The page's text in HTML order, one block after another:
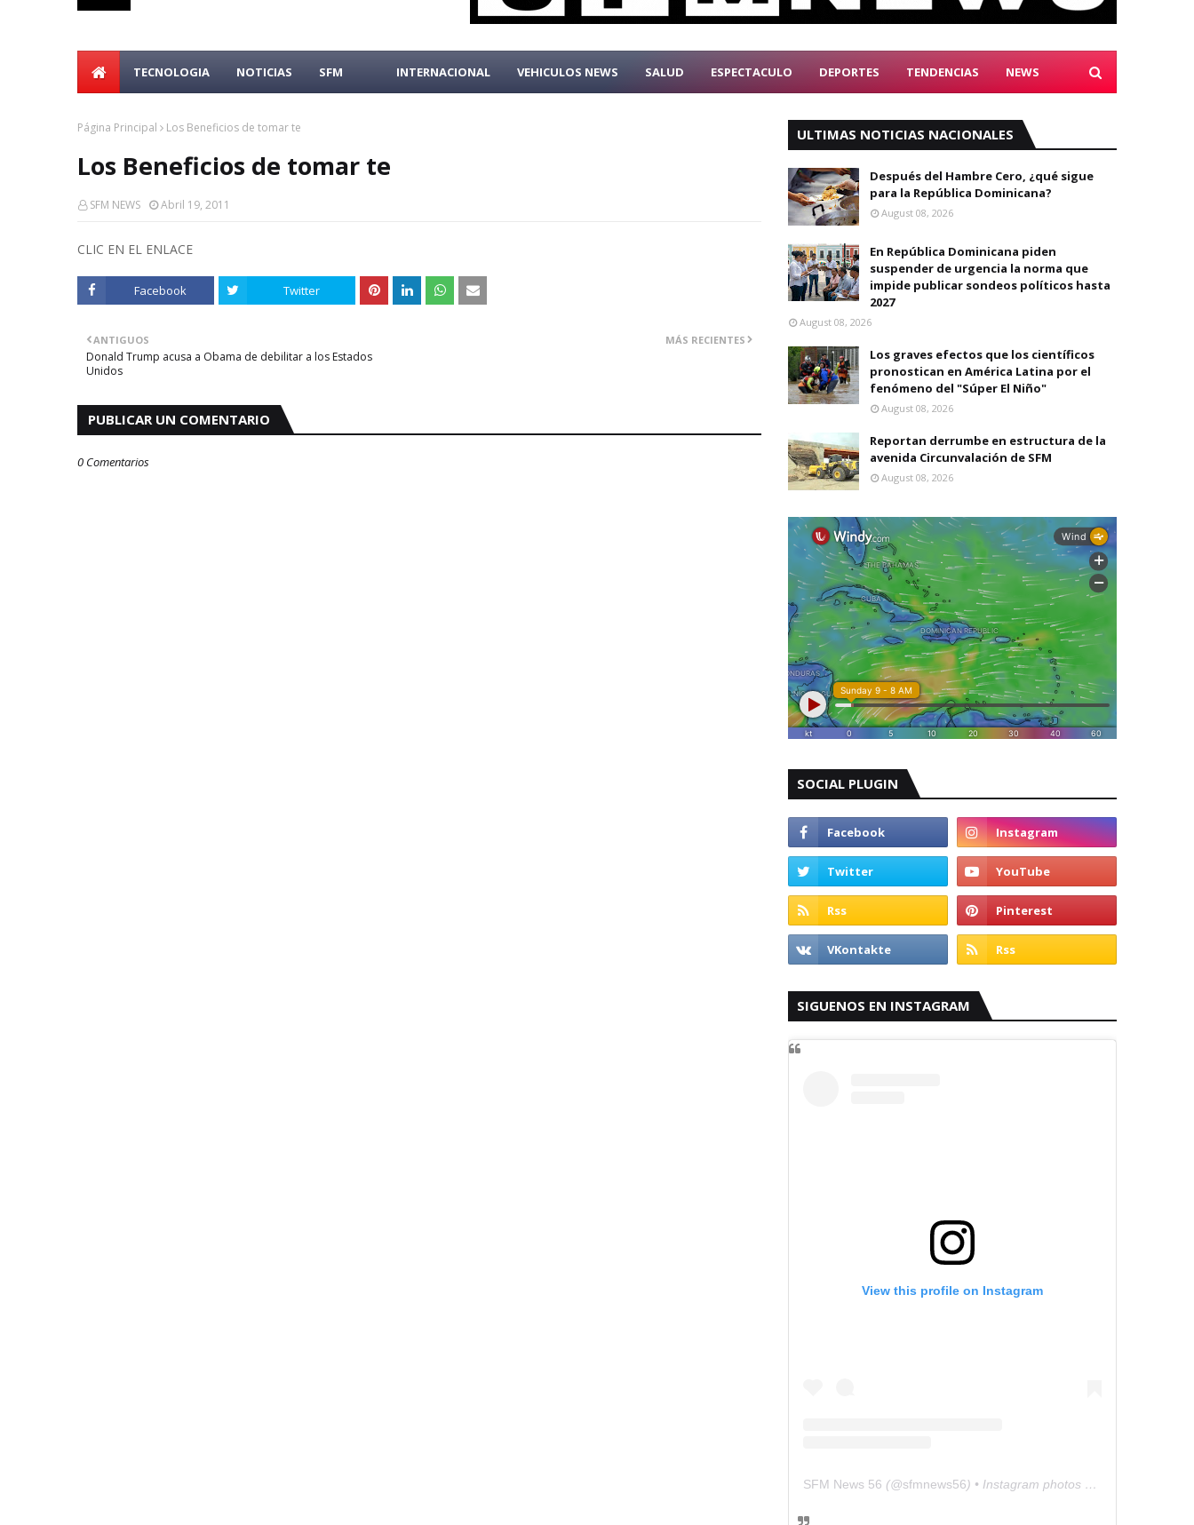
TECNOLOGIA NOTICIAS SFM INTERNACIONAL VEHICULOS NEWS SALUD ESPECTACULO DEPORTES TENDENCIAS NEWS
Página Principal Los Beneficios de tomar te
Los Beneficios de tomar te
SFM NEWS Abril 19, 2011
CLIC EN EL ENLACE
Facebook Twitter
MÁS RECIENTES
ANTIGUOS
Donald Trump acusa a Obama de debilitar a los Estados
Unidos
PUBLICAR UN COMENTARIO
0 Comentarios
ULTIMAS NOTICIAS NACIONALES
Después del Hambre Cero, ¿qué sigue
para la República Dominicana?
August 08, 2026
En República Dominicana piden
suspender de urgencia la norma que
impide publicar sondeos políticos hasta
2027
August 08, 2026
Los graves efectos que los científicos
pronostican en América Latina por el
fenómeno del "Súper El Niño"
August 08, 2026
Reportan derrumbe en estructura de la
avenida Circunvalación de SFM
August 08, 2026
SOCIAL PLUGIN
SIGUENOS EN INSTAGRAM
View this profile on Instagram
SFM News 56 (@sfmnews56) • Instagram photos and videos